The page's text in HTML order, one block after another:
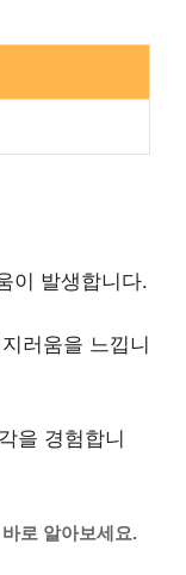
이 발생합니다.
러움을 느낍니
을 경험합니
로 알아보세요.